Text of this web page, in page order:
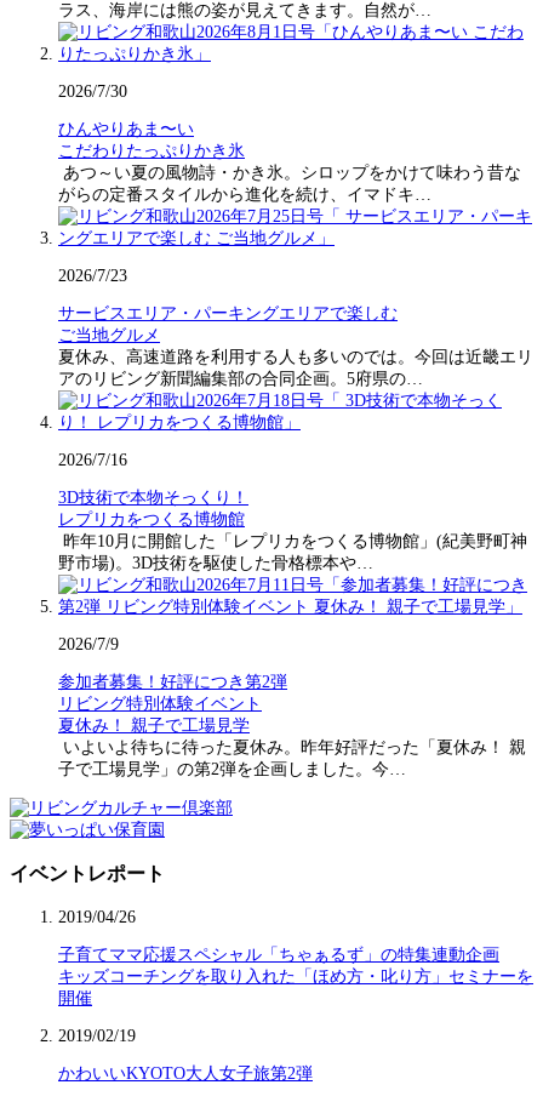
ラス、海岸には熊の姿が見えてきます。自然が…
2026/7/30
ひんやりあま〜い
こだわりたっぷりかき氷
あつ～い夏の風物詩・かき氷。シロップをかけて味わう昔な
がらの定番スタイルから進化を続け、イマドキ…
2026/7/23
サービスエリア・パーキングエリアで楽しむ
ご当地グルメ
夏休み、高速道路を利用する人も多いのでは。今回は近畿エリ
アのリビング新聞編集部の合同企画。5府県の…
2026/7/16
3D技術で本物そっくり！
レプリカをつくる博物館
昨年10月に開館した「レプリカをつくる博物館」(紀美野町神
野市場)。3D技術を駆使した骨格標本や…
2026/7/9
参加者募集！好評につき第2弾
リビング特別体験イベント
夏休み！ 親子で工場見学
いよいよ待ちに待った夏休み。昨年好評だった「夏休み！ 親
子で工場見学」の第2弾を企画しました。今…
イベントレポート
2019/04/26
子育てママ応援スペシャル「ちゃぁるず」の特集連動企画
キッズコーチングを取り入れた「ほめ方・叱り方」セミナーを
開催
2019/02/19
かわいいKYOTO大人女子旅第2弾